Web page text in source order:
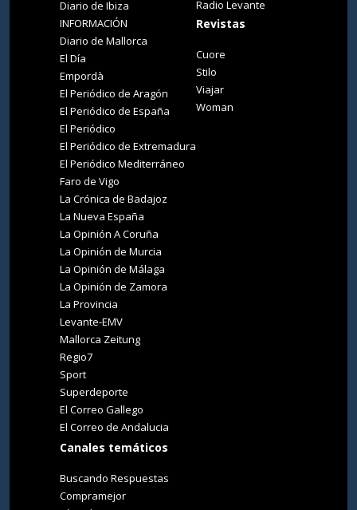
Diario de Ibiza
INFORMACIÓN
Diario de Mallorca
El Día
Empordà
El Periódico de Aragón
El Periódico de España
El Periódico
El Periódico de Extremadura
El Periódico Mediterráneo
Faro de Vigo
La Crónica de Badajoz
La Nueva España
La Opinión A Coruña
La Opinión de Murcia
La Opinión de Málaga
La Opinión de Zamora
La Provincia
Levante-EMV
Mallorca Zeitung
Regio7
Sport
Superdeporte
El Correo Gallego
El Correo de Andalucia
Canales temáticos
Buscando Respuestas
Compramejor
Radio Levante
Revistas
Cuore
Stilo
Viajar
Woman